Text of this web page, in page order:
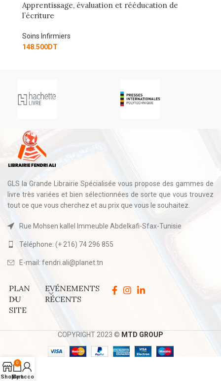
Apprentissage, évaluation et rééducation de
l’écriture
Soins Infirmiers
148.500DT
GLS la Grande Librairie Spécialisée vous propose des gammes de
livre très variées et bien sélectionnées de sorte que vous trouvez
tout ce que vous cherchez et au prix que vous le souhaitez.
Rue Mohsen kallel Immeuble Abdelkafi-Sfax-Tunisie
Téléphone: (+ 216) 74 296 855
E-mail: fendri.ali@planet.tn
PLAN
DU
SITE
EVÉNEMENTS
RÉCENTS
COPYRIGHT 2023 © MTD GROUP
Shop
0
Cart
My account